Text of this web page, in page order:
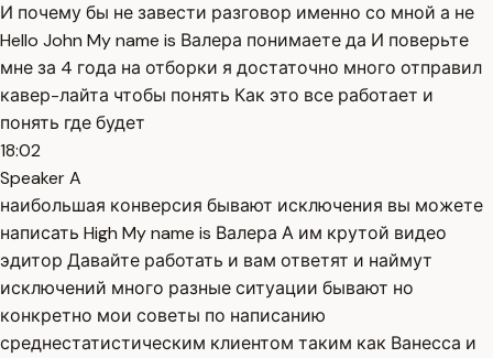
И почему бы не завести разговор именно со мной а не
Hello John My name is Валера понимаете да И поверьте
мне за 4 года на отборки я достаточно много отправил
кавер-лайта чтобы понять Как это все работает и
понять где будет
18:02
Speaker A
наибольшая конверсия бывают исключения вы можете
написать High My name is Валера А им крутой видео
эдитор Давайте работать и вам ответят и наймут
исключений много разные ситуации бывают но
конкретно мои советы по написанию
среднестатистическим клиентом таким как Ванесса и